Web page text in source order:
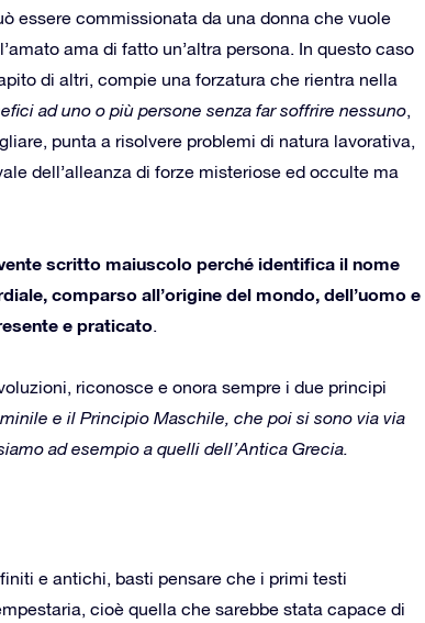
essere commissionata da una donna che vuole
ama di fatto un’altra persona. In questo caso
di altri, compie una forzatura che rientra nella
ad uno o più persone senza far soffrire nessuno,
punta a risolvere problemi di natura lavorativa,
dell’alleanza di forze misteriose ed occulte ma
scritto maiuscolo perché identifica il nome
comparso all’origine del mondo, dell’uomo e
e praticato.
riconosce e onora sempre i due principi
e il Principio Maschile, che poi si sono via via
ad esempio a quelli dell’Antica Grecia.
e antichi, basti pensare che i primi testi
cioè quella che sarebbe stata capace di